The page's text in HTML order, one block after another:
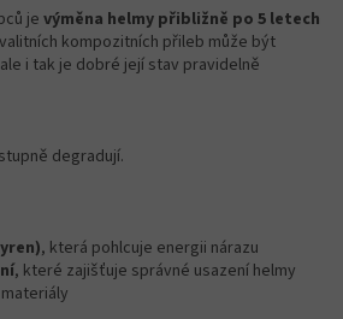
je výměna helmy přibližně po 5 letech
kompozitních přileb může být
i tak je dobré její stav pravidelně
degradují.
, která pohlcuje energii nárazu
, které zajišťuje správné usazení helmy